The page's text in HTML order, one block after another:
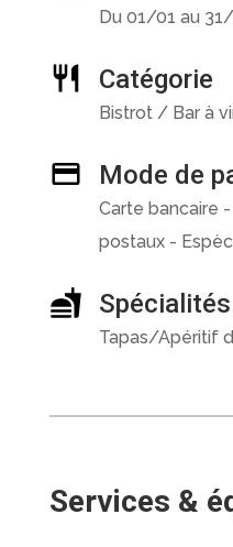
Du 01/01 au
Catégorie
Bistrot / Bar à
Mode de
Carte bancaire
postaux -
Spécialités
Tapas/Apéritif
Services &